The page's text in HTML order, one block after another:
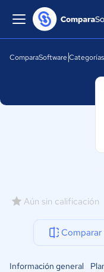
ComparaSoftware Categorías
Aún sin calificación
Información general